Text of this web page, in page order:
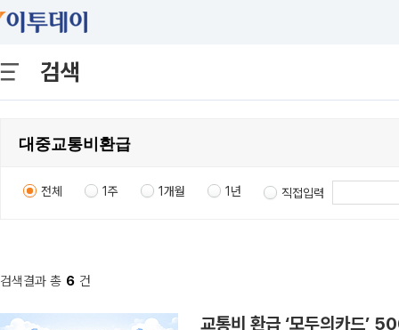
검색
전체 1주 1개월 1년 직접입력
검색결과 총 6 건